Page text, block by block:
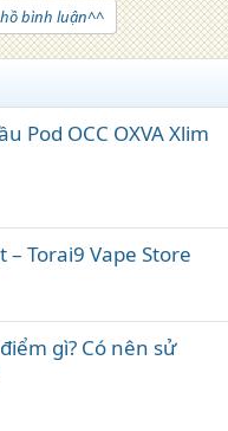
bình luận^^
Pod OCC OXVA Xlim
– Torai9 Vape Store
gì? Có nên sử